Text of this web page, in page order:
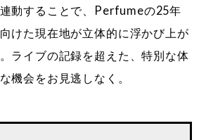
動することで、Perfumeの25年
けた現在地が立体的に浮かび上が
ライブの記録を超えた、特別な体
機会をお見逃しなく。